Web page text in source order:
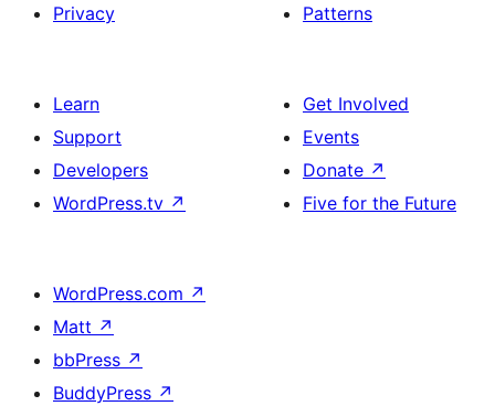
Privacy
Patterns
Learn
Support
Developers
WordPress.tv ↗
Get Involved
Events
Donate ↗
Five for the Future
WordPress.com ↗
Matt ↗
bbPress ↗
BuddyPress ↗